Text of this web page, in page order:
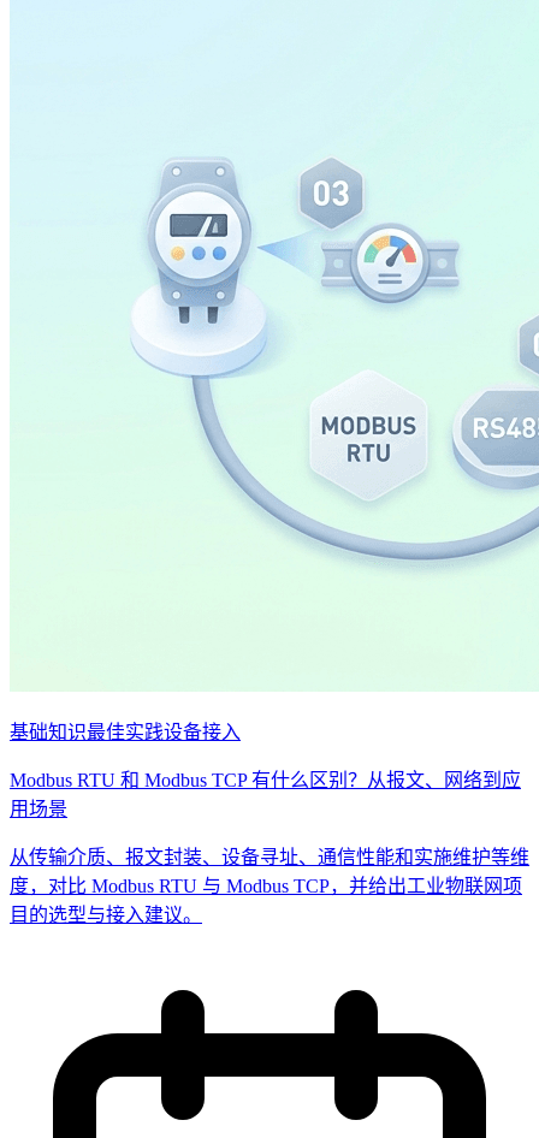
基础知识最佳实践设备接入
Modbus RTU 和 Modbus TCP 有什么区别？从报文、网络到应
用场景
从传输介质、报文封装、设备寻址、通信性能和实施维护等维
度，对比 Modbus RTU 与 Modbus TCP，并给出工业物联网项
目的选型与接入建议。